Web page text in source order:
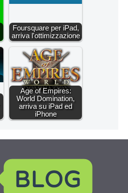
Foursquare per iPad,
arriva l'ottimizzazione
Age of Empires:
World Domination,
arriva su iPad ed
iPhone